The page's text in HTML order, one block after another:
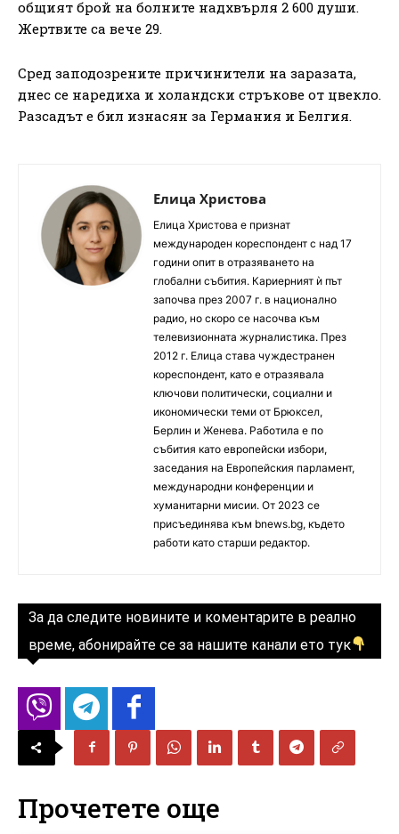
общият брой на болните надхвърля 2 600 души.
Жертвите са вече 29.
Сред заподозрените причинители на заразата,
днес се наредиха и холандски стръкове от цвекло.
Разсадът е бил изнасян за Германия и Белгия.
Елица Христова
Елица Христова е признат
международен кореспондент с над 17
години опит в отразяването на
глобални събития. Кариерният ѝ път
започва през 2007 г. в национално
радио, но скоро се насочва към
телевизионната журналистика. През
2012 г. Елица става чуждестранен
кореспондент, като е отразявала
ключови политически, социални и
икономически теми от Брюксел,
Берлин и Женева. Работила е по
събития като европейски избори,
заседания на Европейския парламент,
международни конференции и
хуманитарни мисии. От 2023 се
присъединява към bnews.bg, където
работи като старши редактор.
За да следите новините и коментарите в реално
време, абонирайте се за нашите канали ето тук
Прочетете още